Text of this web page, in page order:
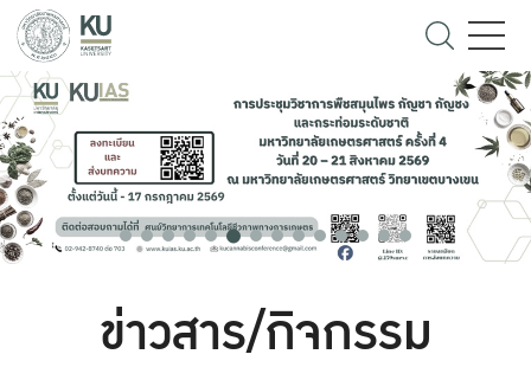
ข่าวสาร/กิจกรรม